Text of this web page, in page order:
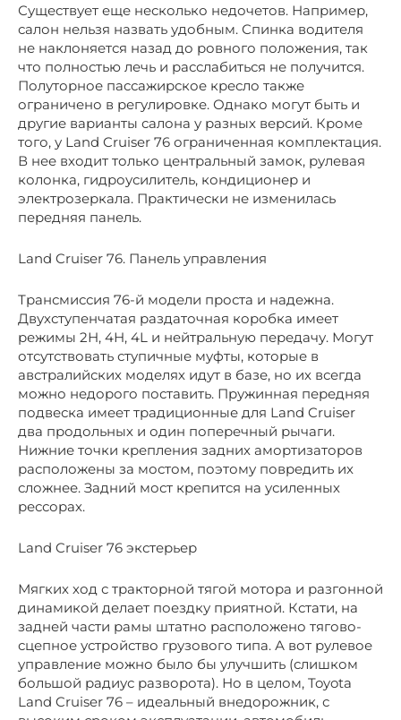
Существует еще несколько недочетов. Например,
салон нельзя назвать удобным. Спинка водителя
не наклоняется назад до ровного положения, так
что полностью лечь и расслабиться не получится.
Полуторное пассажирское кресло также
ограничено в регулировке. Однако могут быть и
другие варианты салона у разных версий. Кроме
того, у Land Cruiser 76 ограниченная комплектация.
В нее входит только центральный замок, рулевая
колонка, гидроусилитель, кондиционер и
электрозеркала. Практически не изменилась
передняя панель.
Land Cruiser 76. Панель управления
Трансмиссия 76-й модели проста и надежна.
Двухступенчатая раздаточная коробка имеет
режимы 2Н, 4Н, 4L и нейтральную передачу. Могут
отсутствовать ступичные муфты, которые в
австралийских моделях идут в базе, но их всегда
можно недорого поставить. Пружинная передняя
подвеска имеет традиционные для Land Cruiser
два продольных и один поперечный рычаги.
Нижние точки крепления задних амортизаторов
расположены за мостом, поэтому повредить их
сложнее. Задний мост крепится на усиленных
рессорах.
Land Cruiser 76 экстерьер
Мягких ход с тракторной тягой мотора и разгонной
динамикой делает поездку приятной. Кстати, на
задней части рамы штатно расположено тягово-
сцепное устройство грузового типа. А вот рулевое
управление можно было бы улучшить (слишком
большой радиус разворота). Но в целом, Toyota
Land Cruiser 76 – идеальный внедорожник, с